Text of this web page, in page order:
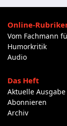
Online-
Vom Fachmann
Humorkritik
Audio
Das Heft
Aktuelle Ausgabe
Abonnieren
Archiv